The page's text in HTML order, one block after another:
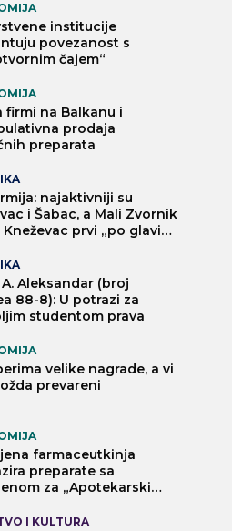
institucije
povezanost s
čajem“
firmi na Balkanu i
prodaja
preparata
najaktivniji su
i Šabac, a Mali Zvornik
Kneževac prvi „po glavi
Aleksandar (broj
88-8): U potrazi za
studentom prava
velike nagrade, a vi
prevareni
farmaceutkinja
preparate sa
za „Apotekarski
I KULTURA